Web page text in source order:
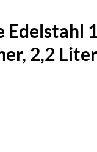
2,2